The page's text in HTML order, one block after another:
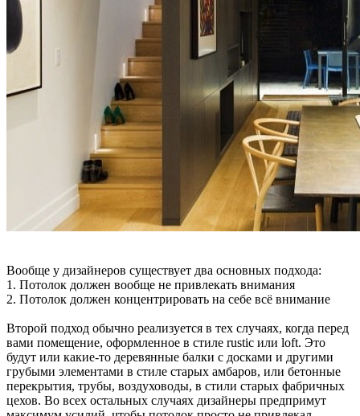
Вообще у дизайнеров существует два основных подхода:
1. Потолок должен вообще не привлекать внимания
2. Потолок должен концентрировать на себе всё внимание
Второй подход обычно реализуется в тех случаях, когда перед
вами помещение, оформленное в стиле rustic или loft. Это
будут или какие-то деревянные балки с досками и другими
грубыми элементами в стиле старых амбаров, или бетонные
перекрытия, трубы, воздуховоды, в стили старых фабричных
цехов. Во всех остальных случаях дизайнеры предпримут